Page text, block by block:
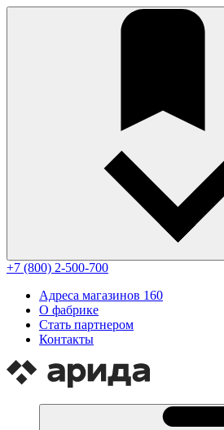
+7 (800) 2-500-700
Адреса магазинов 160
О фабрике
Стать партнером
Контакты